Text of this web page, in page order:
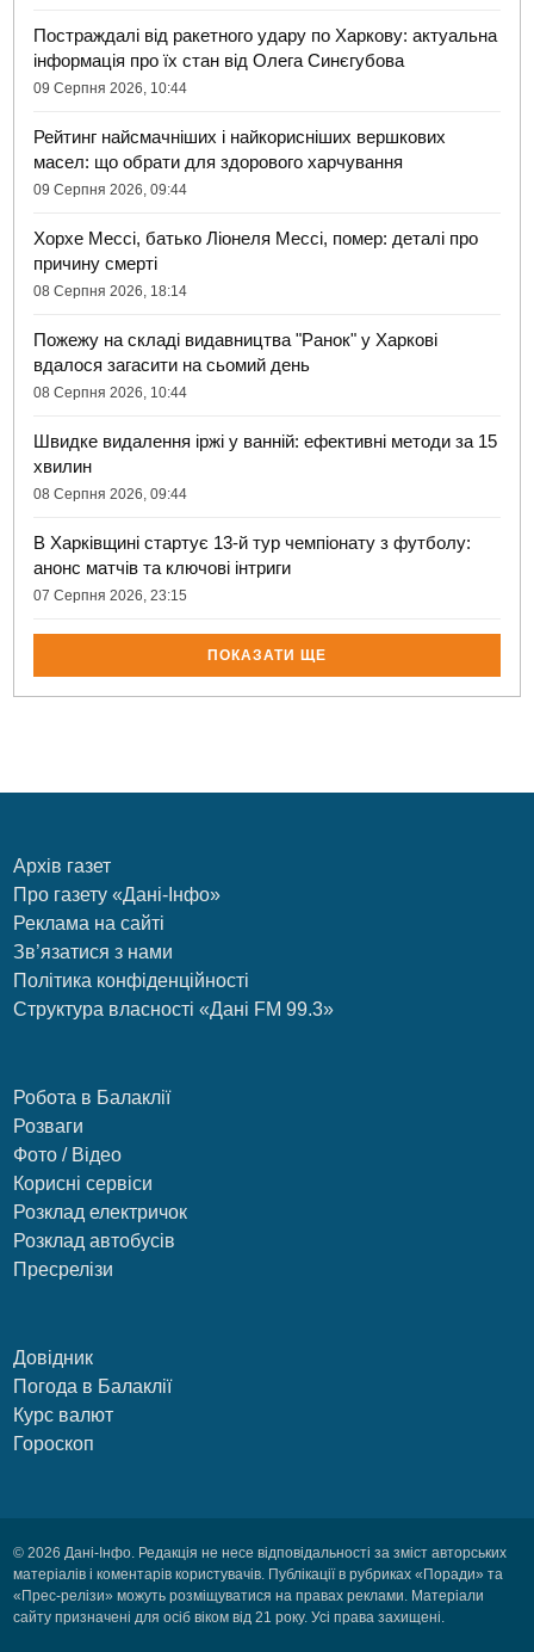
Постраждалі від ракетного удару по Харкову: актуальна
інформація про їх стан від Олега Синєгубова
09 Серпня 2026, 10:44
Рейтинг найсмачніших і найкорисніших вершкових
масел: що обрати для здорового харчування
09 Серпня 2026, 09:44
Хорхе Мессі, батько Ліонеля Мессі, помер: деталі про
причину смерті
08 Серпня 2026, 18:14
Пожежу на складі видавництва "Ранок" у Харкові
вдалося загасити на сьомий день
08 Серпня 2026, 10:44
Швидке видалення іржі у ванній: ефективні методи за 15
хвилин
08 Серпня 2026, 09:44
В Харківщині стартує 13-й тур чемпіонату з футболу:
анонс матчів та ключові інтриги
07 Серпня 2026, 23:15
ПОКАЗАТИ ЩЕ
Архів газет
Про газету «Дані-Інфо»
Реклама на сайті
Зв’язатися з нами
Політика конфіденційності
Структура власності «Дані FM 99.3»
Робота в Балаклії
Розваги
Фото / Відео
Корисні сервіси
Розклад електричок
Розклад автобусів
Пресрелізи
Довідник
Погода в Балаклії
Курс валют
Гороскоп
© 2026 Дані-Інфо. Редакція не несе відповідальності за зміст авторських
матеріалів і коментарів користувачів. Публікації в рубриках «Поради» та
«Прес-релізи» можуть розміщуватися на правах реклами. Матеріали
сайту призначені для осіб віком від 21 року. Усі права захищені.